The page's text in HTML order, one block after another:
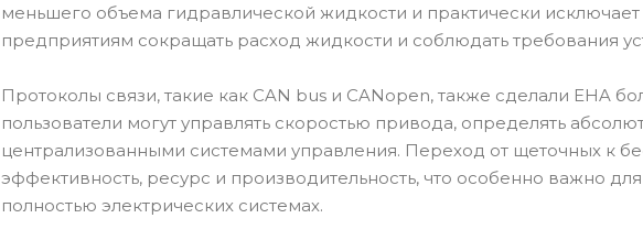
меньшего объема гидравлической жидкости и практически
предприятиям сокращать расход жидкости и соблюдать требования
Протоколы связи, такие как CAN bus и CANopen, также сделали EHA
пользователи могут управлять скоростью привода, определять
централизованными системами управления. Переход от щеточных к
эффективность, ресурс и производительность, что особенно важно
полностью электрических системах.